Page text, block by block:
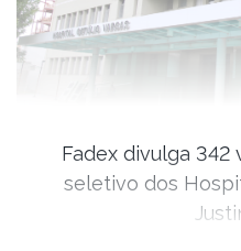
Fadex divulga 342
seletivo dos